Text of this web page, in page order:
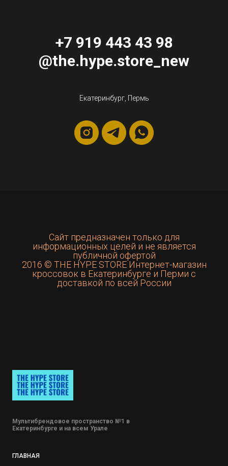
+7 919 443 43 98
@the.hype.store_new
Екатеринбург, Пермь
Сайт предназначен только для
информационных целей и не является
публичной офертой
2016 © THE HYPE STORE Интернет-магазин
кроссовок в Екатеринбурге и Перми с
доставкой по всей России
Мультибрендовое пространство №1 в
Екатеринбурге и на всем Урале
ГЛАВНАЯ